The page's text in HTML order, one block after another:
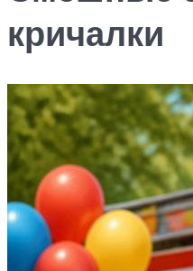
кричалки